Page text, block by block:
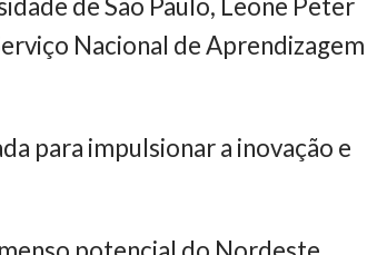
Nacional de Aprendizagem
para impulsionar a inovação e